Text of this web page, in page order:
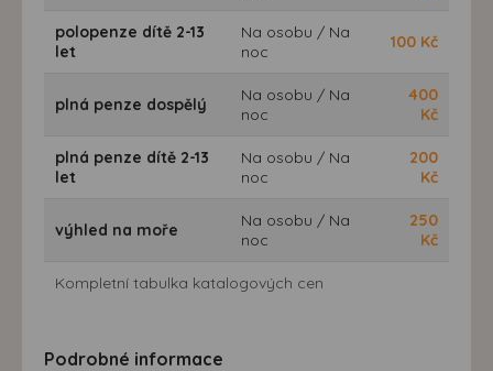
polopenze dítě 2-13
let
Na osobu / Na
noc
100 Kč
plná penze dospělý
Na osobu / Na
noc
400
Kč
plná penze dítě 2-13
let
Na osobu / Na
noc
200
Kč
výhled na moře
Na osobu / Na
noc
250
Kč
Kompletní tabulka katalogových cen
Podrobné informace